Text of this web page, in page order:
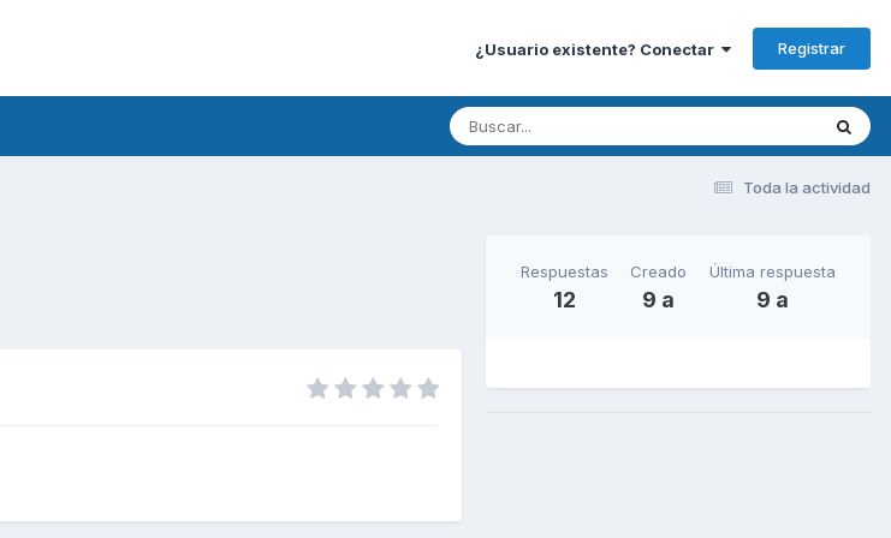
¿Usuario existente? Conectar Registrar
Toda la actividad
Respuestas
12
Creado
9 a
Última respuesta
9 a